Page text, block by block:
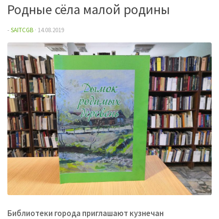
Родные сёла малой родины
-SAITCGB · 14.08.2019
Библиотеки города приглашают кузнечан